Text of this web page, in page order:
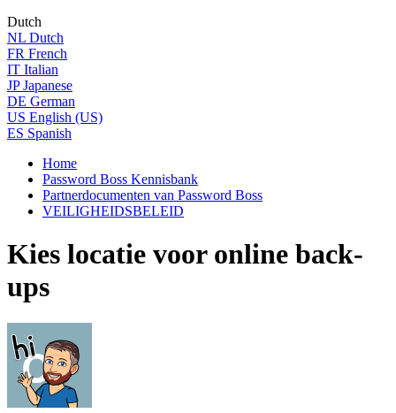
Dutch
NL Dutch
FR French
IT Italian
JP Japanese
DE German
US English (US)
ES Spanish
Home
Password Boss Kennisbank
Partnerdocumenten van Password Boss
VEILIGHEIDSBELEID
Kies locatie voor online back-
ups